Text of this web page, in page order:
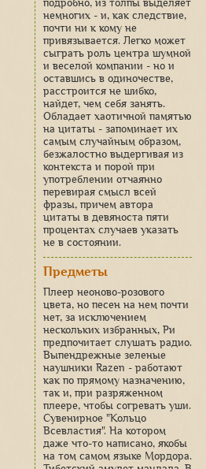
подробно, из толпы выделяет
немногих - и, как следствие,
почти ни к кому не
привязывается. Легко может
сыграть роль центра шумной
и веселой компании - но и
оставшись в одиночестве,
расстроится не шибко,
найдет, чем себя занять.
Обладает хаотичной памятью
на цитаты - запоминает их
самым случайным образом,
безжалостно выдергивая из
контекста и порой при
употреблении отчаянно
перевирая смысл всей
фразы, причем автора
цитаты в девяноста пяти
процентах случаев указать
не в состоянии.
Предметы
Плеер неоново-розового
цвета, но песен на нем почти
нет, за исключением
нескольких избранных, Ри
предпочитает слушать радио.
Выпендрежные зеленые
наушники Razen - работают
как по прямому назначению,
так и, при разряженном
плеере, чтобы согревать уши.
Сувенирное "Кольцо
Всевластия". На котором
даже что-то написано, якобы
на том самом языке Мордора.